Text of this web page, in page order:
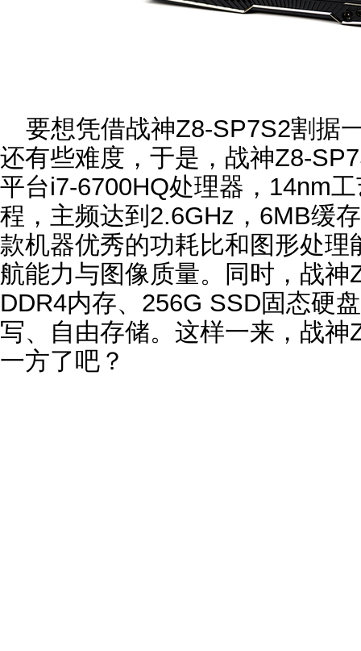
要想凭借战神Z8-SP7S2割据
还有些难度，于是，战神Z8-
平台i7-6700HQ处理器，14nm
程，主频达到2.6GHz，6MB缓
款机器优秀的功耗比和图形处
航能力与图像质量。同时，战神
DDR4内存、256G SSD固态硬
写、自由存储。这样一来，战
一方了吧？